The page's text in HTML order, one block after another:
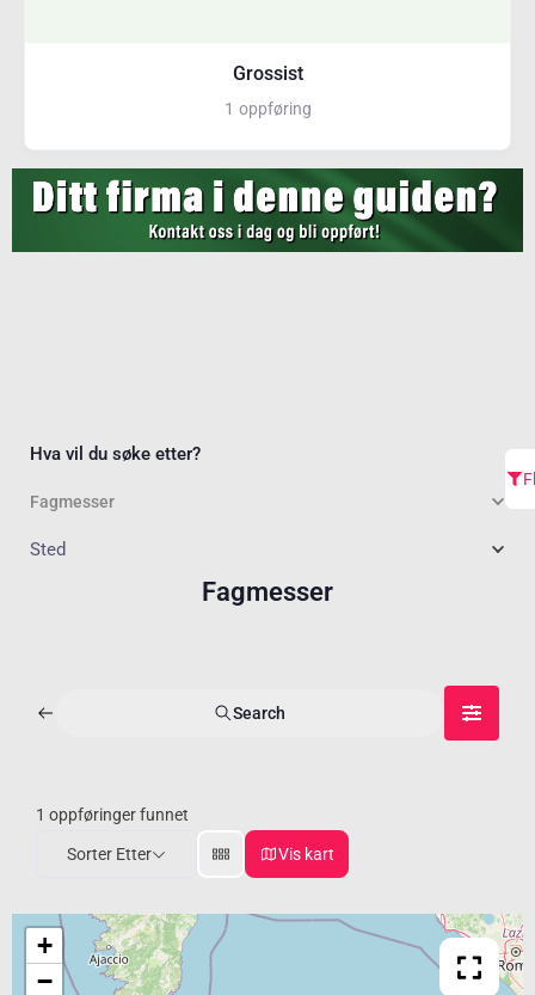
Grossist
1 oppføring
Hva vil du søke etter?
Fagmesser
Sted
Fagmesser
Search
1 oppføringer funnet
Sorter Etter Vis kart
+
−